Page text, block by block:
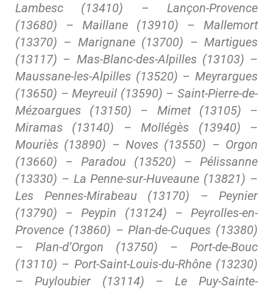
Lambesc (13410) – Lançon-Provence
(13680) – Maillane (13910) – Mallemort
(13370) – Marignane (13700) – Martigues
(13117) – Mas-Blanc-des-Alpilles (13103) –
Maussane-les-Alpilles (13520) – Meyrargues
(13650) – Meyreuil (13590) – Saint-Pierre-de-
Mézoargues (13150) – Mimet (13105) –
Miramas (13140) – Mollégès (13940) –
Mouriès (13890) – Noves (13550) – Orgon
(13660) – Paradou (13520) – Pélissanne
(13330) – La Penne-sur-Huveaune (13821) –
Les Pennes-Mirabeau (13170) – Peynier
(13790) – Peypin (13124) – Peyrolles-en-
Provence (13860) – Plan-de-Cuques (13380)
– Plan-d’Orgon (13750) – Port-de-Bouc
(13110) – Port-Saint-Louis-du-Rhône (13230)
– Puyloubier (13114) – Le Puy-Sainte-